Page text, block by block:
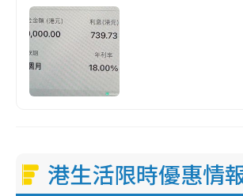
港生活限時優惠情